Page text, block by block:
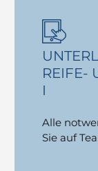
REIFE-
I
Alle
Sie auf